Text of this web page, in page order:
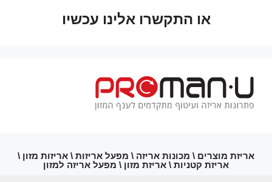
או התקשרו אלינו עכשיו
אריזת מוצרים \ מכונות אריזה \ מפעל אריזות \ אריזות מזון \
אריזת קטניות \ אריזת מזון \ מפעל אריזה למזון